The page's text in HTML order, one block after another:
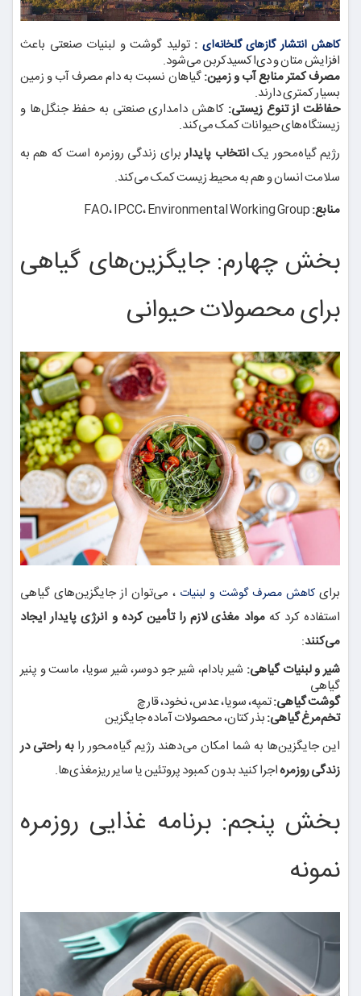
کاهش انتشار گازهای گلخانه‌ای : تولید گوشت و لبنیات صنعتی باعث
افزایش متان و دی‌اکسیدکربن می‌شود.
مصرف کمتر منابع آب و زمین:گیاهان نسبت به دام مصرف آب و زمین
بسیار کمتری دارند.
حفاظت از تنوع زیستی: کاهش دامداری صنعتی به حفظ جنگل‌ها و
زیستگاه‌های حیوانات کمک می‌کند.
رژیم گیاه‌محور یکانتخاب پایداربرای زندگی روزمره است که هم به
سلامت انسان و هم به محیط زیست کمک می‌کند.
منابع:
بخش چهارم: جایگزین‌های گیاهی
برای محصولات حیوانی
برای کاهش مصرف گوشت و لبنیات ، می‌توان از جایگزین‌های گیاهی
استفاده کرد کهمواد مغذی لازم را تأمین کرده و انرژی پایدار ایجاد
می‌کنند:
شیر و لبنیات گیاهی: شیر بادام، شیر جو دوسر، شیر سویا، ماست و پنیر
گیاهی
گوشت گیاهی:تمپه، سویا، عدس، نخود، قارچ
تخم‌مرغ گیاهی:بذر کتان، محصولات آماده جایگزین
این جایگزین‌ها به شما امکان می‌دهند رژیم گیاه‌محور را به راحتی در
زندگی روزمرهاجرا کنید بدون کمبود پروتئین یا سایر ریزمغذی‌ها.
بخش پنجم: برنامه غذایی روزمره
نمونه